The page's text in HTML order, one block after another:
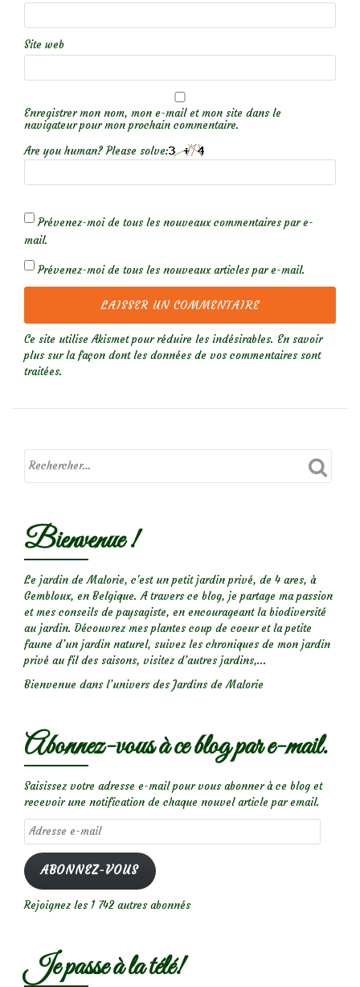
Site web
Enregistrer mon nom, mon e-mail et mon site dans le
navigateur pour mon prochain commentaire.
Are you human? Please solve:
Prévenez-moi de tous les nouveaux commentaires par e-
mail.
Prévenez-moi de tous les nouveaux articles par e-mail.
Ce site utilise Akismet pour réduire les indésirables. En savoir
plus sur la façon dont les données de vos commentaires sont
traitées.
Bienvenue !
Le jardin de Malorie, c'est un petit jardin privé, de 4 ares, à
Gembloux, en Belgique. A travers ce blog, je partage ma passion
et mes conseils de paysagiste, en encourageant la biodiversité
au jardin. Découvrez mes plantes coup de coeur et la petite
faune d’un jardin naturel, suivez les chroniques de mon jardin
privé au fil des saisons, visitez d’autres jardins,...
Bienvenue dans l’univers des Jardins de Malorie
Abonnez-vous à ce blog par e-mail.
Saisissez votre adresse e-mail pour vous abonner à ce blog et
recevoir une notification de chaque nouvel article par email.
Adresse
e-
mail
ABONNEZ-VOUS
Rejoignez les 1 742 autres abonnés
Je passe à la télé!